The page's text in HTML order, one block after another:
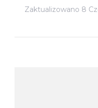
Zaktualizowano 8